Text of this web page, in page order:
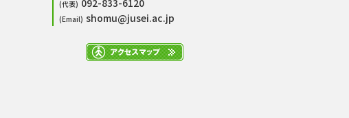
(代表)
(Email) shomu@jusei.ac.jp